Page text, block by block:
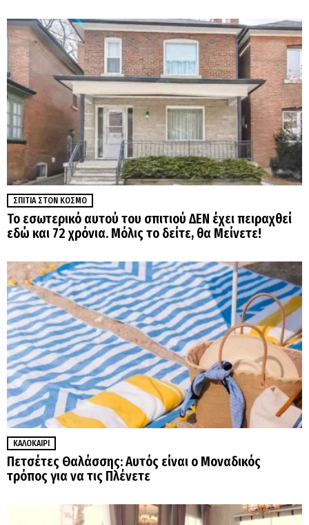
ΣΠΊΤΙΑ ΣΤΟΝ ΚΌΣΜΟ
Το εσωτερικό αυτού του σπιτιού ΔΕΝ έχει πειραχθεί
εδώ και 72 χρόνια. Μόλις το δείτε, θα Μείνετε!
ΚΑΛΟΚΑΊΡΙ
Πετσέτες Θαλάσσης: Αυτός είναι ο Μοναδικός
τρόπος για να τις Πλένετε